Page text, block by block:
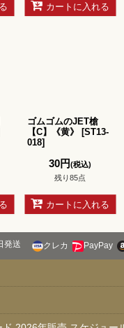
カートに入れる
ゴムゴムのJET槍
【C】《黄》
[ST13-
018]
30円(税込)
残り85点
カートに入れる
発送 クレカ PayPay